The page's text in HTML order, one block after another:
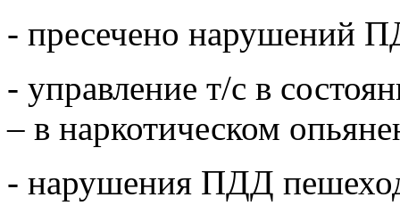
- пресечено нарушений
- управление т/с в
– в наркотическом
- нарушения ПДД